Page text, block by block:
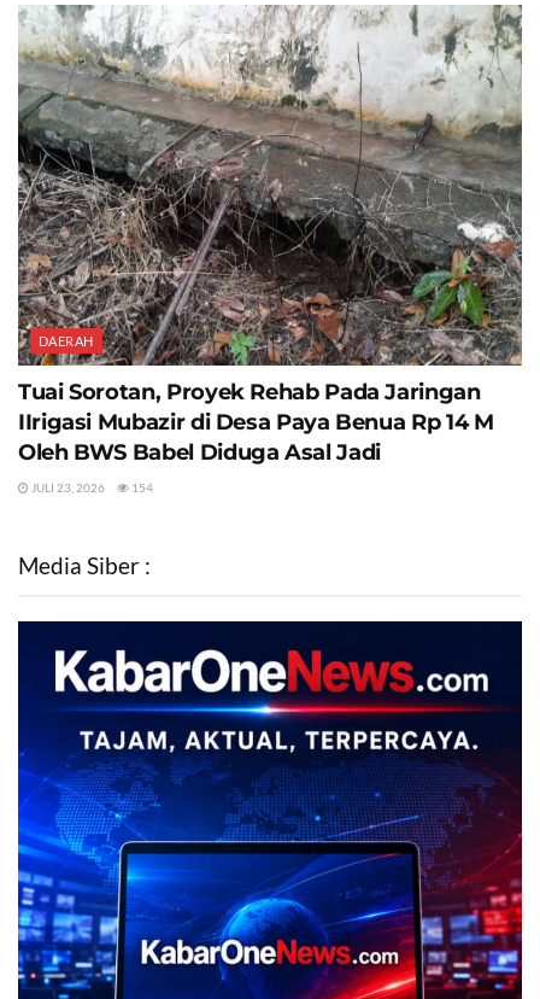
DAERAH
Tuai Sorotan, Proyek Rehab Pada Jaringan
IIrigasi Mubazir di Desa Paya Benua Rp 14 M
Oleh BWS Babel Diduga Asal Jadi
JULI 23, 2026 154
Media Siber :